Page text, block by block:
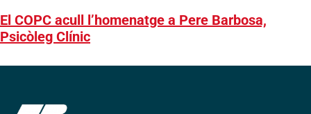
El COPC acull l’homenatge a Pere Barbosa,
Psicòleg Clínic